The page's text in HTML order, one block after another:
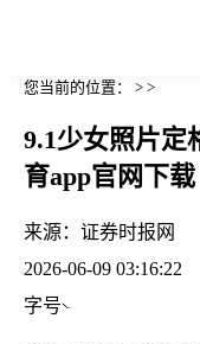
您当前的位置： > >
9.1少女照片定
育app官网下载
来源： 证券时报网
2026-06-09 03:16:22
字号